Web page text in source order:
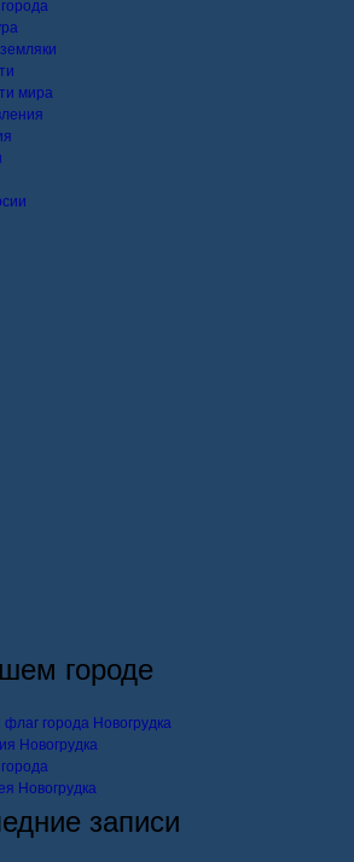
мира
городе
флаг города Новогрудка
Новогрудка
Новогрудка
записи